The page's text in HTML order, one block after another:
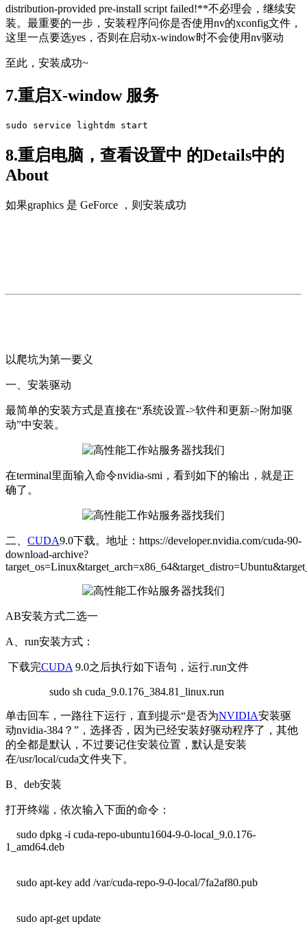
distribution-provided pre-install script failed!**不必理会，继续安
装。最重要的一步，安装程序问你是否使用nv的xconfig文件，
这里一点要选yes，否则在启动x-window时不会使用nv驱动
至此，安装成功~
7.重启X-window 服务
sudo service lightdm start
8.重启电脑，查看设置中 的Details中的
About
如果graphics 是 GeForce ，则安装成功
以爬坑为第一要义
一、安装驱动
最简单的安装方式是直接在“系统设置->软件和更新->附加驱
动”中安装。
在terminal里面输入命令nvidia-smi，看到如下的输出，就是正
确了。
二、 CUDA9.0下载。地址：https://developer.nvidia.com/cuda-90-
download-archive?
AB安装方式二选一
A、run安装方式：
下载完CUDA 9.0之后执行如下语句，运行.run文件
sudo sh cuda_9.0.176_384.81_linux.run
单击回车，一路往下运行，直到提示“是否为NVIDIA安装驱
动nvidia-384？”，选择否，因为已经安装好驱动程序了，其他
的全都是默认，不过要记住安装位置，默认是安装
在/usr/local/cuda文件夹下。
B、deb安装
打开终端，依次输入下面的命令：
sudo dpkg -i cuda-repo-ubuntu1604-9-0-local_9.0.176-
1_amd64.deb
sudo apt-key add /var/cuda-repo-9-0-local/7fa2af80.pub
sudo apt-get update